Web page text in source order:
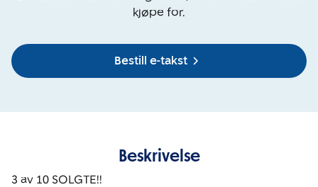
kjøpe for.
Bestill e-takst
Beskrivelse
3 av 10 SOLGTE!!